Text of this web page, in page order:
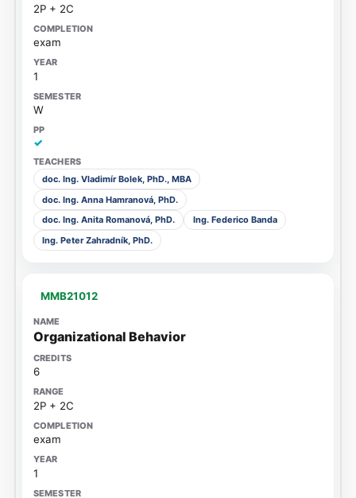
2P + 2C
exam
1
W
✓
doc. Ing. Vladimír Bolek, PhD., MBA
doc. Ing. Anna Hamranová, PhD.
doc. Ing. Anita Romanová, PhD.
Ing. Federico Banda
Ing. Peter Zahradník, PhD.
MMB21012
Organizational Behavior
6
2P + 2C
exam
1